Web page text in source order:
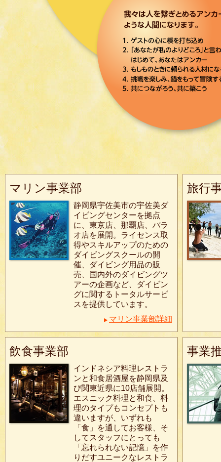
マリン事業部
静岡県宇佐美市の宇佐美ダ
イビングセンターを拠点
に、東京店、那覇店、パラ
オ店を展開。ライセンス取
得やスキルアップのための
ダイビングスクールの開
催、ダイビング用品の販
売、国内外のダイビングツ
アーの企画など、ダイビン
グに関するトータルサービ
スを提供しています。
マリン事業部詳細
旅行
飲食事業部
インドネシア料理レストラ
ンと和食居酒屋を静岡県及
び関東近県に10店舗展開。
エスニック料理と和食、料
理のタイプもコンセプトも
違いますが、いずれも
「食」を通してお客様、そ
してスタッフにとっても
「忘れられない記憶」を作
りだすユニークなレストラ
事業